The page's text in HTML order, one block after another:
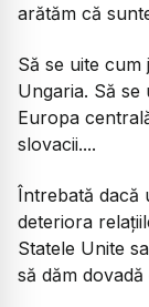
arătăm că
Să se uite cum
Ungaria. Să
Europa
slovacii....
Întrebată dacă
deteriora
Statele Unite
să dăm dovadă